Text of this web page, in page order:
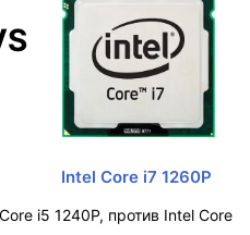
Intel Core i7 1260P
i5 1240P, против Intel Core